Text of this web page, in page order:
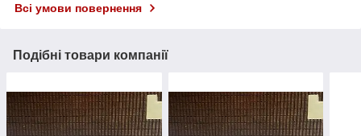
Всі умови повернення
Подібні товари компанії